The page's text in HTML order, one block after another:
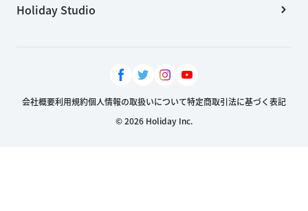
Holiday Studio
会社概要利用規約個人情報の取扱いについて特定商取引法に基づく表記
© 2026 Holiday Inc.